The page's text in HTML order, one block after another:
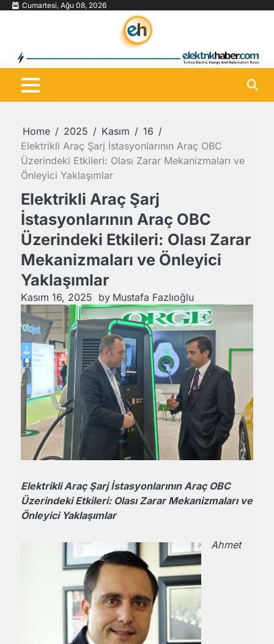
Skip Cumartesi, Ağu 08, 2026
Home 2025 Kasım
16
Elektrikli Araç Şarj İstasyonlarının Araç OBC
Üzerindeki Etkileri: Olası Zarar Mekanizmaları ve
Önleyici Yaklaşımlar
Elektrikli Araç Şarj
İstasyonlarının Araç OBC
Üzerindeki Etkileri: Olası Zarar
Mekanizmaları ve Önleyici
Yaklaşımlar
Kasım 16, 2025 by Mustafa Fazlıoğlu
Elektrikli Araç Şarj İstasyonlarının Araç OBC
Üzerindeki Etkileri: Olası Zarar Mekanizmaları ve
Önleyici Yaklaşımlar
Ahmet